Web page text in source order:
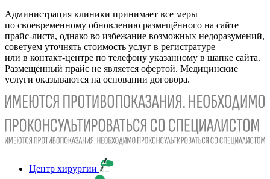
Администрация клиники принимает все меры
по своевременному обновлению размещённого на сайте
прайс-листа, однако во избежание возможных недоразумений,
советуем уточнять стоимость услуг в регистратуре
или в контакт-центре по телефону указанному в шапке сайта.
Размещённый прайс не является офертой. Медицинские
услуги оказываются на основании договора.
Центр хирургии